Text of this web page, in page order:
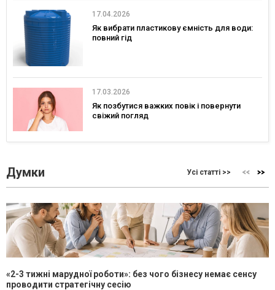
17.04.2026
Як вибрати пластикову ємність для води:
повний гід
17.03.2026
Як позбутися важких повік і повернути
свіжий погляд
Думки Усі статті >>
«2-3 тижні марудної роботи»: без чого бізнесу немає сенсу
проводити стратегічну сесію